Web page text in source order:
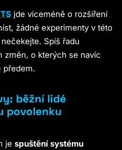
jde víceméně o rozšíření
žádné experimenty v této
Spíš řadu
změn, o kterých se navíc
předem.
běžní lidé
povolenku
jespuštění systému